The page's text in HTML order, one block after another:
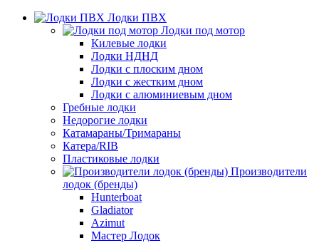
Лодки ПВХ
Лодки под мотор
Килевые лодки
Лодки НДНД
Лодки с плоским дном
Лодки с жестким дном
Лодки с алюминиевым дном
Гребные лодки
Недорогие лодки
Катамараны/Тримараны
Катера/RIB
Пластиковые лодки
Производители
лодок (бренды)
Hunterboat
Gladiator
Azimut
Мастер Лодок